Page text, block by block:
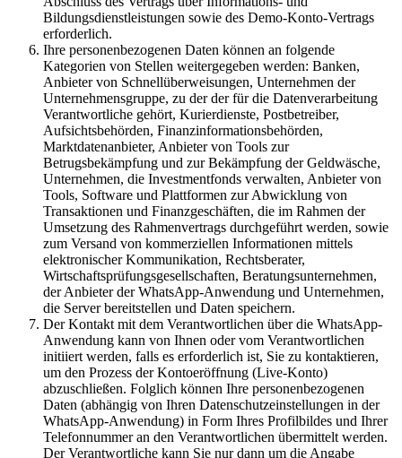
Bildungsdienstleistungen sowie des Demo-Konto-Vertrags
erforderlich.
Ihre personenbezogenen Daten können an folgende
Kategorien von Stellen weitergegeben werden: Banken,
Anbieter von Schnellüberweisungen, Unternehmen der
Unternehmensgruppe, zu der der für die Datenverarbeitung
Verantwortliche gehört, Kurierdienste, Postbetreiber,
Aufsichtsbehörden, Finanzinformationsbehörden,
Marktdatenanbieter, Anbieter von Tools zur
Betrugsbekämpfung und zur Bekämpfung der Geldwäsche,
Unternehmen, die Investmentfonds verwalten, Anbieter von
Tools, Software und Plattformen zur Abwicklung von
Transaktionen und Finanzgeschäften, die im Rahmen der
Umsetzung des Rahmenvertrags durchgeführt werden, sowie
zum Versand von kommerziellen Informationen mittels
elektronischer Kommunikation, Rechtsberater,
Wirtschaftsprüfungsgesellschaften, Beratungsunternehmen,
der Anbieter der WhatsApp-Anwendung und Unternehmen,
die Server bereitstellen und Daten speichern.
Der Kontakt mit dem Verantwortlichen über die WhatsApp-
Anwendung kann von Ihnen oder vom Verantwortlichen
initiiert werden, falls es erforderlich ist, Sie zu kontaktieren,
um den Prozess der Kontoeröffnung (Live-Konto)
abzuschließen. Folglich können Ihre personenbezogenen
Daten (abhängig von Ihren Datenschutzeinstellungen in der
WhatsApp-Anwendung) in Form Ihres Profilbildes und Ihrer
Telefonnummer an den Verantwortlichen übermittelt werden.
Der Verantwortliche kann Sie nur dann um die Angabe